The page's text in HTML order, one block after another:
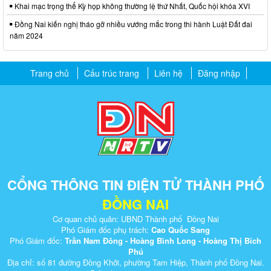
Khai mạc trọng thể Kỳ họp không thường lệ thứ Nhất, Quốc hội khóa XVI
Đồng Nai kiến nghị tháo gỡ nhiều vướng mắc trong thi hành Luật Đất đai
năm 2024
Trang chủ Cấu trúc trang Liên hệ Đăng nhập
CỔNG THÔNG TIN ĐIỆN TỬ THÀNH PHỐ
ĐỒNG NAI
Cơ quan chủ quản: UBND Thành phố Đồng Nai
Phó Giám đốc phụ trách: Cao Quốc Sang
Phó Giám đốc: Trần Nam Đông - Hoàng Bình Long - Hoàng Thị Bích
Phú
Địa chỉ: số 81 đường Đồng Khởi, phường Tam Hiệp, Thành phố Đồng Nai.